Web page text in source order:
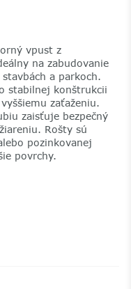
vpust z
na zabudovanie
a parkoch.
stabilnej konštrukcii
zaťaženiu.
zaisťuje bezpečný
Rošty sú
pozinkovanej
povrchy.